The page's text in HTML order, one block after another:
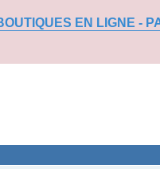
EN LIGNE -